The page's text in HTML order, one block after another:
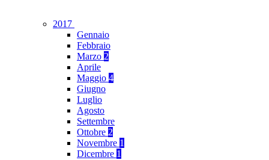
2017
Gennaio
Febbraio
Marzo 2
Aprile
Maggio 4
Giugno
Luglio
Agosto
Settembre
Ottobre 2
Novembre 1
Dicembre 1